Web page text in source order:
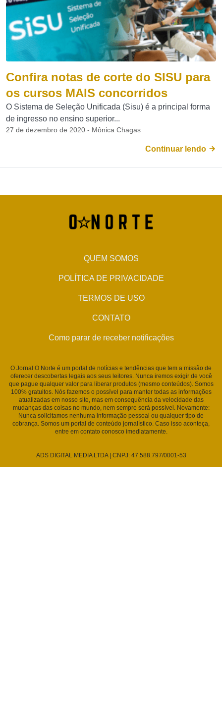
Confira notas de corte do SISU para
os cursos MAIS concorridos
O Sistema de Seleção Unificada (Sisu) é a principal forma
de ingresso no ensino superior...
27 de dezembro de 2020 - Mônica Chagas
Continuar lendo
QUEM SOMOS
POLÍTICA DE PRIVACIDADE
TERMOS DE USO
CONTATO
Como parar de receber notificações
O Jornal O Norte é um portal de notícias e tendências que tem a missão de
oferecer descobertas legais aos seus leitores. Nunca iremos exigir de você
que pague qualquer valor para liberar produtos (mesmo conteúdos). Somos
100% gratuitos. Nós fazemos o possível para manter todas as informações
atualizadas em nosso site, mas em consequência da velocidade das
mudanças das coisas no mundo, nem sempre será possível. Novamente:
Nunca solicitamos nenhuma informação pessoal ou qualquer tipo de
cobrança. Somos um portal de conteúdo jornalístico. Caso isso aconteça,
entre em contato conosco imediatamente.
ADS DIGITAL MEDIA LTDA | CNPJ: 47.588.797/0001-53